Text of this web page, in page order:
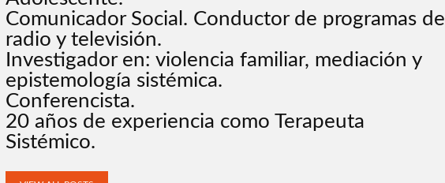
Comunicador Social. Conductor de programas de
radio y televisión.
Investigador en: violencia familiar, mediación y
epistemología sistémica.
Conferencista.
20 años de experiencia como Terapeuta
Sistémico.